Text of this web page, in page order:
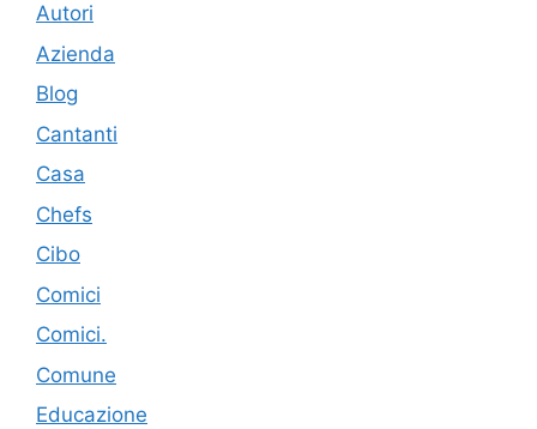
Autori
Azienda
Blog
Cantanti
Casa
Chefs
Cibo
Comici
Comici.
Comune
Educazione